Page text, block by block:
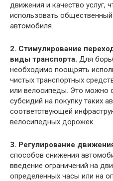
движения и качество услуг,
использовать
автомобиля.
2. Стимулирование
виды транспорта. Для
необходимо поощрять
чистых транспортных
или велосипеды. Это можно
субсидий на покупку таких
соответствующей
велосипедных дорожек.
3. Регулирование
способов снижения
введение ограничений на
определенных часы или на